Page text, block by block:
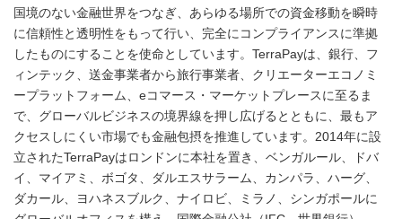
国境のない金融世界をつなぎ、あらゆる場所での資金移動を瞬時
に信頼性と透明性をもって行い、完全にコンプライアンスに準拠
したものにすることを使命としています。TerraPayは、銀行、フ
ィンテック、送金事業者から旅行事業者、クリエーターエコノミ
ープラットフォーム、eコマース・マーケットプレースに至るま
で、グローバルビジネスの境界線を押し広げるとともに、最もア
クセスしにくい市場でも金融包摂を推進しています。2014年に設
立されたTerraPayはロンドンに本社を置き、ベンガルール、ドバ
イ、マイアミ、ボゴタ、ダルエスサラーム、カンパラ、ハーグ、
ダカール、ヨハネスブルク、ナイロビ、ミラノ、シンガポールに